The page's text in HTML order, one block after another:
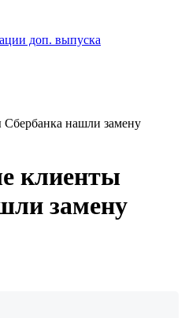
доп. выпуска
Сбербанка нашли замену
клиенты
замену